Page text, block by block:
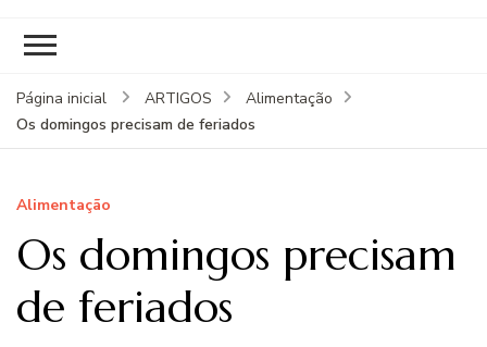
Página inicial ARTIGOS
Alimentação
Os domingos precisam de feriados
Alimentação
Os domingos precisam
de feriados